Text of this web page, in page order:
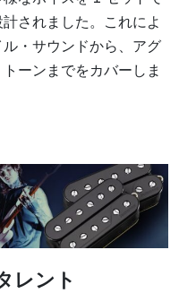
されました。これによ
・サウンドから、アグ
ーンまでをカバーしま
レント